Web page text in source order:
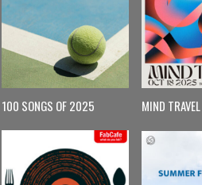
100 SONGS OF 2025 MIND TRAVEL